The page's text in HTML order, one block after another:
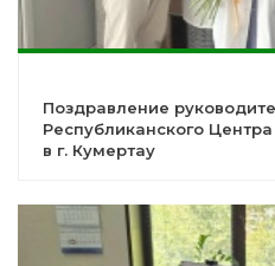
Поздравление
Республиканского
в г. Кумертау